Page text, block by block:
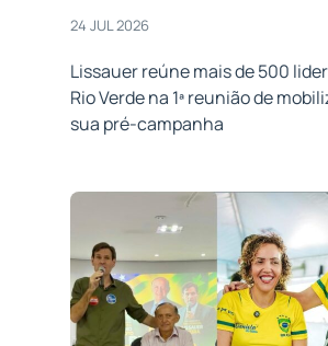
24 JUL 2026
Lissauer reúne mais de 500
Rio Verde na 1ª reunião de
sua pré-campanha